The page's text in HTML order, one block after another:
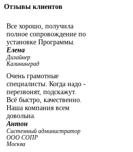
Отзывы клиентов
Все хорошо, получила
полное сопровождение по
установке Программы.
Елена
Дизайнер
Калининград
Очень грамотные
специалисты. Когда надо -
перезвонят, подскажут.
Всё быстро, качественно.
Наша компания всем
довольна.
Антон
Системный администратор
ООО СОПР
Москва